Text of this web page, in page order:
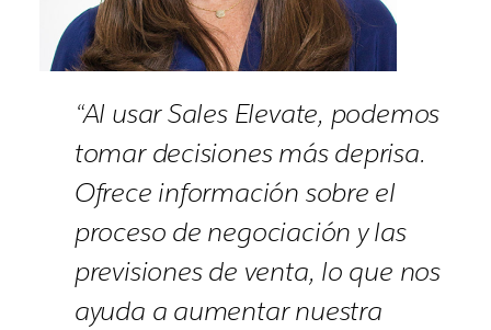
“Al usar Sales Elevate, podemos
tomar decisiones más deprisa.
Ofrece información sobre el
proceso de negociación y las
previsiones de venta, lo que nos
ayuda a aumentar nuestra